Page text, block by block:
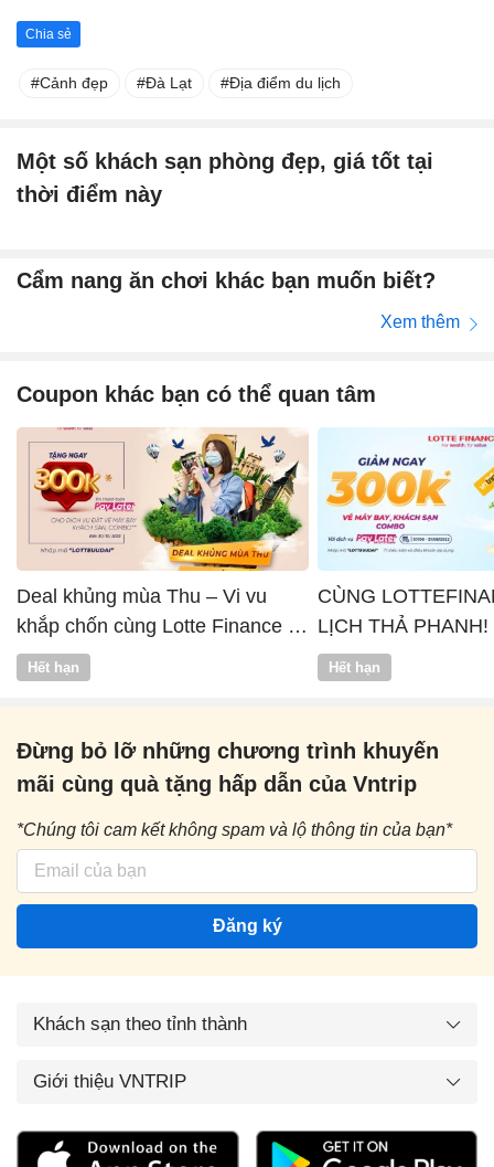
Chia sẻ
Cảnh đẹp Đà Lạt Địa điểm du lịch
Một số khách sạn phòng đẹp, giá tốt tại
thời điểm này
Cẩm nang ăn chơi khác bạn muốn biết?
Xem thêm
Coupon khác bạn có thể quan tâm
Deal khủng mùa Thu – Vi vu
khắp chốn cùng Lotte Finance x
Vntrip
Hết hạn
CÙNG
LỊCH THẢ PHANH!
Hết hạn
Đừng bỏ lỡ những chương trình khuyến
mãi cùng quà tặng hấp dẫn của Vntrip
*Chúng tôi cam kết không spam và lộ thông tin của bạn*
Đăng ký
Khách sạn theo tỉnh thành
Giới thiệu VNTRIP